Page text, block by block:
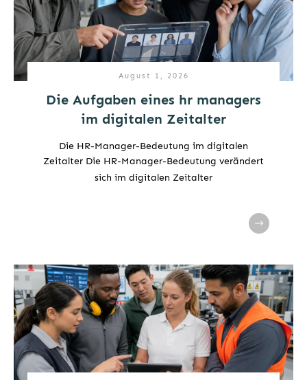
August 1, 2026
Die Aufgaben eines hr managers
im digitalen Zeitalter
Die HR-Manager-Bedeutung im digitalen
Zeitalter Die HR-Manager-Bedeutung verändert
sich im digitalen Zeitalter